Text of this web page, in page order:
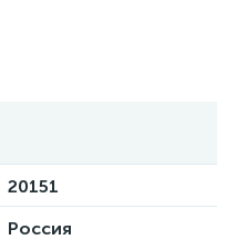
20151
Россия